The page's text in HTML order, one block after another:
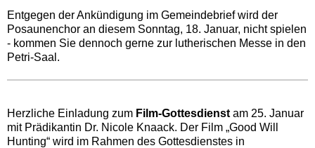
Entgegen der Ankündigung im Gemeindebrief wird der
Posaunenchor an diesem Sonntag, 18. Januar, nicht spielen
- kommen Sie dennoch gerne zur lutherischen Messe in den
Petri-Saal.‍
Herzliche Einladung zum Film-Gottesdienst am 25. Januar
mit Prädikantin Dr. Nicole Knaack. Der Film „Good Will
Hunting“ wird im Rahmen des Gottesdienstes in